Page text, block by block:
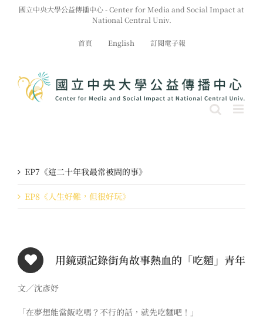
國立中央大學公益傳播中心 - Center for Media and Social Impact at
National Central Univ.
首頁 English 訂閱電子報
EP7《這二十年我最常被問的事》
EP8《人生好難，但很好玩》
用鏡頭記錄街角故事熱血的「吃麵」青年
文／沈彥妤
「在夢想能當飯吃嗎？不行的話，就先吃麵吧！」